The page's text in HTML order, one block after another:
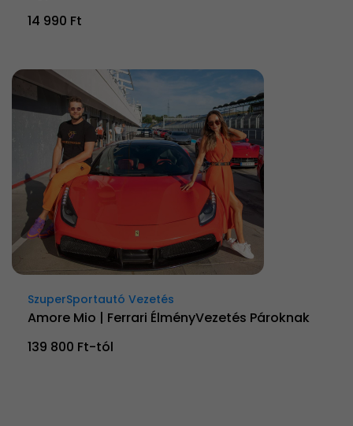
14 990 Ft
SzuperSportautó Vezetés
Amore Mio | Ferrari ÉlményVezetés Pároknak
139 800 Ft-tól